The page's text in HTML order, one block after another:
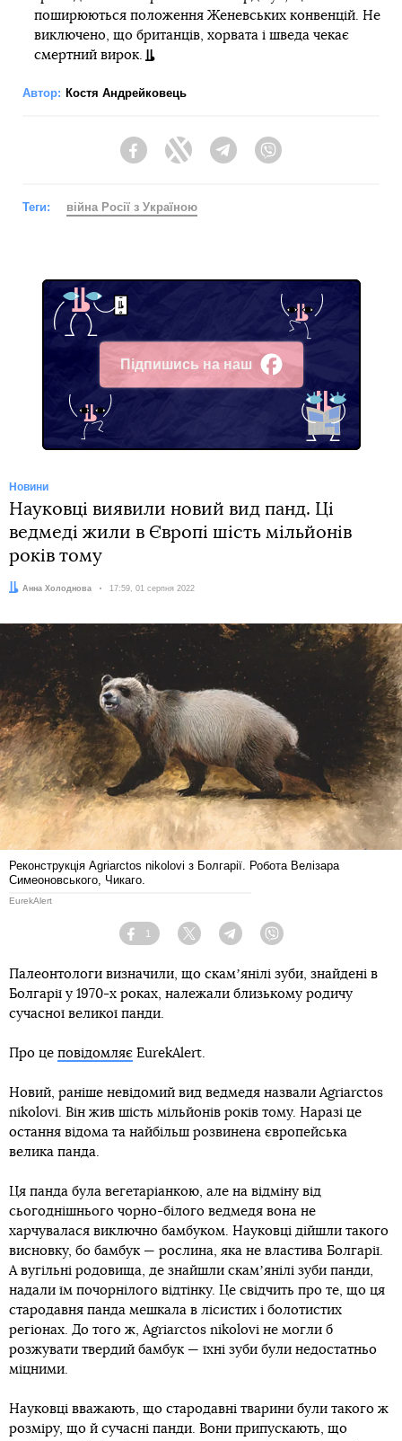
поширюються положення Женевських конвенцій. Не
виключено, що британців, хорвата і шведа чекає
смертний вирок.
Автор: Костя Андрейковець
FacebookTwitter Telegram
Теги: війна Росії з Україною
Підпишись на наш
Facebook
Новини
Науковці виявили новий вид панд. Ці
ведмеді жили в Європі шість мільйонів
років тому
Автор:
Анна Холоднова Дата:
17:59, 01 серпня 2022
Реконструкція Agriarctos nikolovi з Болгарії. Робота Велізара
Симеоновського, Чикаго.
EurekAlert
Facebook
1
Twitter TelegramViber
Палеонтологи визначили, що скамʼянілі зуби, знайдені в
Болгарії у 1970-х роках, належали близькому родичу
сучасної великої панди.
Про це повідомляє EurekAlert.
Новий, раніше невідомий вид ведмедя назвали Agriarctos
nikolovi. Він жив шість мільйонів років тому. Наразі це
остання відома та найбільш розвинена європейська
велика панда.
Ця панда була вегетаріанкою, але на відміну від
сьогоднішнього чорно-білого ведмедя вона не
харчувалася виключно бамбуком. Науковці дійшли такого
висновку, бо бамбук — рослина, яка не властива Болгарії.
А вугільні родовища, де знайшли скамʼянілі зуби панди,
надали їм почорнілого відтінку. Це свідчить про те, що ця
стародавня панда мешкала в лісистих і болотистих
регіонах. До того ж, Agriarctos nikolovi не могли б
розжувати твердий бамбук — їхні зуби були недостатньо
міцними.
Науковці вважають, що стародавні тварини були такого ж
розміру, що й сучасні панди. Вони припускають, що